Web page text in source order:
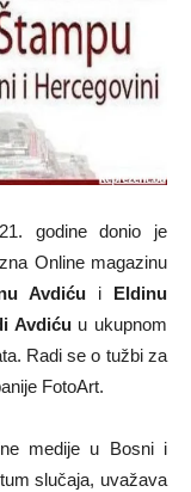
godine donio je
Online magazinu
Avdiću i Eldinu
Avdićuu ukupnom
Radi se o tužbi za
FotoArt.
medije u Bosni i
slučaja, uvažava